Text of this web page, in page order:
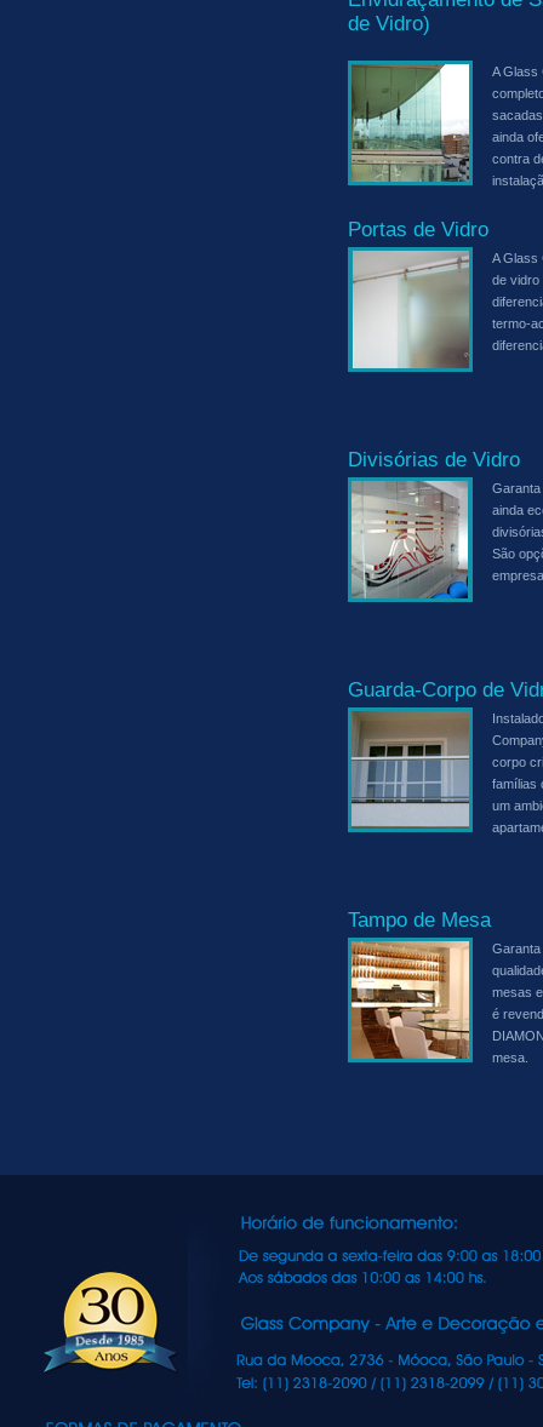
de Vidro)
A Glass
ainda
contra
Portas de Vidro
A Glass
de vidro
termo-
Divisórias de Vidro
Garanta
ainda
São
Guarda-Corpo de
corpo
famílias
um
Tampo de Mesa
mesas
é
mesa.